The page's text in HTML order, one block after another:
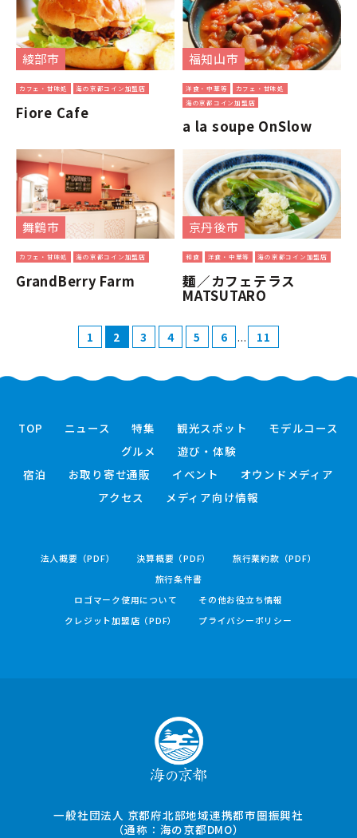
綾部市
カフェ・甘味処 海の京都コイン加盟店
Fiore Cafe
福知山市
洋食・中華等
カフェ・甘味処
海の京都コイン加盟店
a la soupe OnSlow
舞鶴市
カフェ・甘味処 海の京都コイン加盟店
GrandBerry Farm
京丹後市
和食 洋食・中華等 海の京都コイン加盟店
麺／カフェテラス
MATSUTARO
1 2 3 4 5 6 ... 11
TOP ニュース 特集 観光スポット
モデルコース
グルメ
遊び・体験
宿泊
お取り寄せ通販 イベント
オウンドメディア
アクセス
メディア向け情報
法人概要（PDF） 決算概要（PDF）
旅行業約款（PDF）
旅行条件書
ロゴマーク使用について
その他お役立ち情報
クレジット加盟店（PDF）
プライバシーポリシー
一般社団法人 京都府北部地域連携都市圏振興社
（通称：海の京都DMO）